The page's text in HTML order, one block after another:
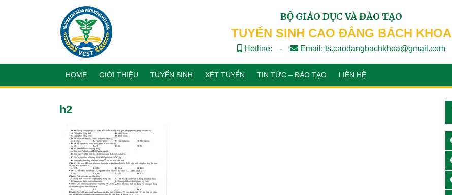
BỘ GIÁO DỤC VÀ ĐÀO TẠO
TUYỂN SINH CAO ĐẲNG BÁCH KHOA
Hotline: - Email: ts.caodangbachkhoa@gmail.com
HOME GIỚI THIỆU TUYỂN SINH XÉT TUYỂN TIN TỨC – ĐÀO TẠO LIÊN HỆ
h2